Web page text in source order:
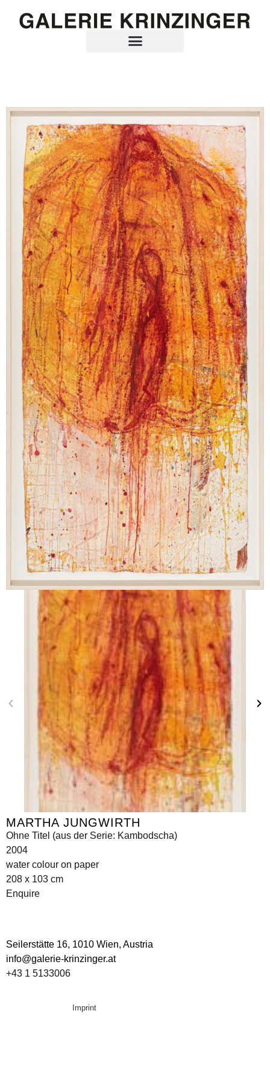
MARTHA JUNGWIRTH
Ohne Titel (aus der Serie: Kambodscha)
2004
water colour on paper
208 x 103 cm
Enquire
Seilerstätte 16, 1010 Wien, Austria
info@galerie-krinzinger.at
+43 1 5133006
Imprint